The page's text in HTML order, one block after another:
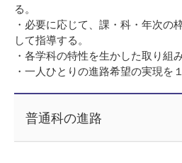
る。
・必要に応じて、課・科・年次の
して指導する。
・各学科の特性を生かした取り組
・一人ひとりの進路希望の実現を
普通科の進路